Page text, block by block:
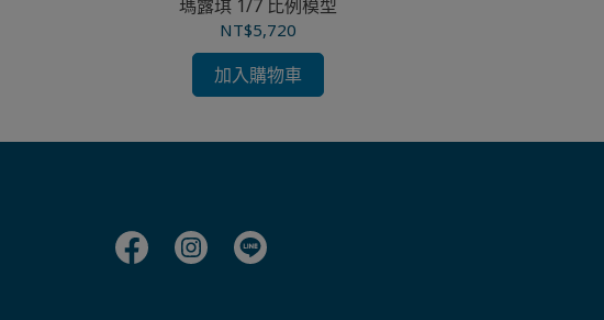
瑪露琪 1/7 比例模型
NT$5,720
加入購物車